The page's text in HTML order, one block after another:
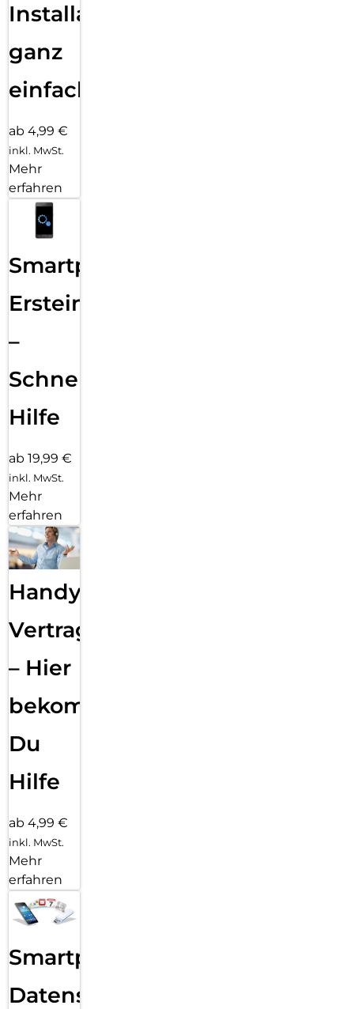
Installation
ganz
einfach
ab 4,99 €
inkl. MwSt.
Mehr
erfahren
Smartphone
Ersteinrichtung
–
Schnelle
Hilfe
ab 19,99 €
inkl. MwSt.
Mehr
erfahren
Handy
Vertragsabwicklung
– Hier
bekommst
Du
Hilfe
ab 4,99 €
inkl. MwSt.
Mehr
erfahren
Smartphone
Datensicherung